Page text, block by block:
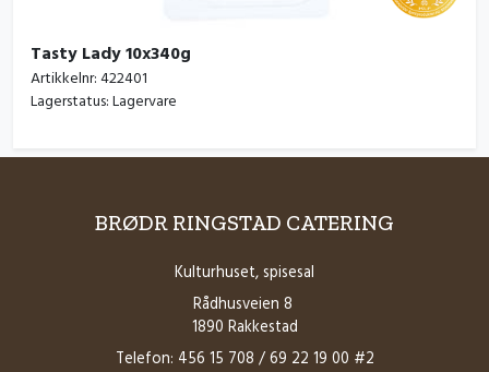
Tasty Lady 10x340g
Artikkelnr:422401
Lagerstatus:Lagervare
BRØDR RINGSTAD CATERING
Kulturhuset, spisesal
Rådhusveien 8
1890 Rakkestad
Telefon: 456 15 708 / 69 22 19 00 #2